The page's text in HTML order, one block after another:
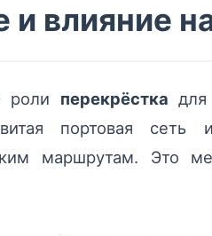
влияние
роли перекрёстка
портовая сеть
маршрутам. Это